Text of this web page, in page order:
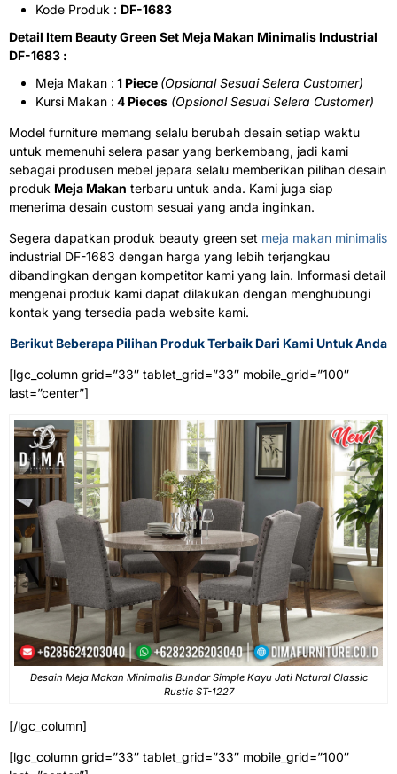
Kode Produk : DF-1683
Detail Item Beauty Green Set Meja Makan Minimalis Industrial
DF-1683 :
Meja Makan : 1 Piece (Opsional Sesuai Selera Customer)
Kursi Makan : 4 Pieces (Opsional Sesuai Selera Customer)
Model furniture memang selalu berubah desain setiap waktu
untuk memenuhi selera pasar yang berkembang, jadi kami
sebagai produsen mebel jepara selalu memberikan pilihan desain
produk Meja Makan terbaru untuk anda. Kami juga siap
menerima desain custom sesuai yang anda inginkan.
Segera dapatkan produk beauty green set meja makan minimalis
industrial DF-1683 dengan harga yang lebih terjangkau
dibandingkan dengan kompetitor kami yang lain. Informasi detail
mengenai produk kami dapat dilakukan dengan menghubungi
kontak yang tersedia pada website kami.
Berikut Beberapa Pilihan Produk Terbaik Dari Kami Untuk Anda
[lgc_column grid=”33″ tablet_grid=”33″ mobile_grid=”100″
last=”center”]
Desain Meja Makan Minimalis Bundar Simple Kayu Jati Natural Classic
Rustic ST-1227
[/lgc_column]
[lgc_column grid=”33″ tablet_grid=”33″ mobile_grid=”100″